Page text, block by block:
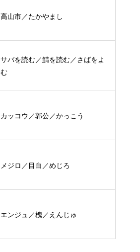
高山市／たかやまし
サバを読む／鯖を読む／さばをよ
む
カッコウ／郭公／かっこう
メジロ／目白／めじろ
エンジュ／槐／えんじゅ